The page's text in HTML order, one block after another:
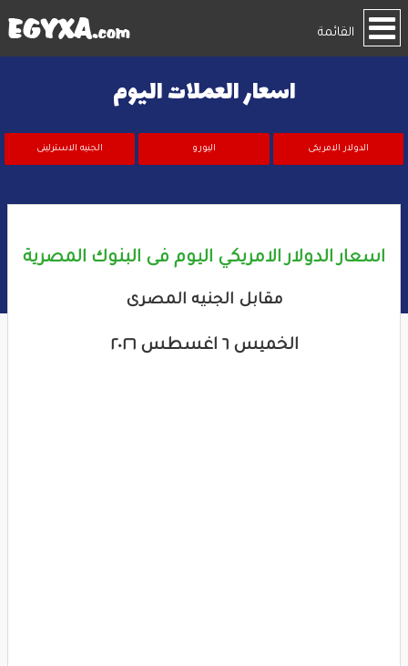
القائمة
اسعار العملات اليوم
الدولار الامريكى اليورو الجنيه الاسترلينى
اسعار الدولار الامريكي اليوم فى البنوك المصرية
مقابل الجنيه المصرى
الخميس ٦ اغسطس ٢٠٢٦